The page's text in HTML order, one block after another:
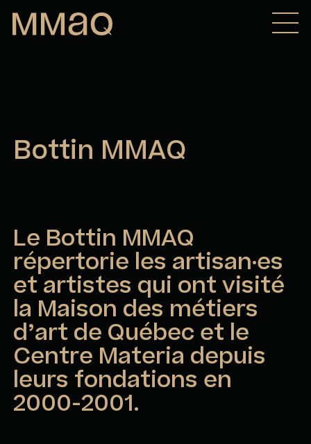
Aller au contenu
Maison des métiers d&#039;art de Québec
Bottin MMAQ
Le Bottin MMAQ
répertorie les artisan·es
et artistes qui ont visité
la Maison des métiers
d’art de Québec et le
Centre Materia depuis
leurs fondations en
2000-2001.